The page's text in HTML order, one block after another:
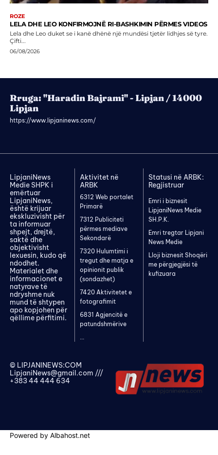
ROZE
LELA DHE LEO KONFIRMOJNË RI-BASHKIMIN PËRMES VIDEOS
Lela dhe Leo duket se i kanë dhënë një mundësi tjetër lidhjes së tyre.
Çifti...
06/08/2026
Rruga: "Haradin Bajrami" - Lipjan / 14000
Lipjan
https://www.lipjaninews.com/
LipjaniNews
Medie SHPK i
emërtuar
LipjaniNews,
është krijuar
ekskluzivisht për
ta informuar
shpejt, drejtë,
saktë dhe
objektivisht
lexuesin, kudo që
ndodhet.
Materialet dhe
informacionet e
natyrave të
ndryshme nuk
mund të shtypen
apo kopjohen për
qëllime përfitimi.
Aktivitet në
ARBK
6312 Web portalet
Primarë
7312 Publiciteti
përmes mediave
Sekondarë
7320 Hulumtimi i
tregut dhe matja e
opinionit publik
(sondazhet)
7420 Aktivitetet e
fotografimit
6831 Agjencitë e
patundshmërive
...
Statusi në ARBK:
Regjistruar
Emri i biznesit
LipjaniNews Medie
SH.P.K.
Emri tregtar Lipjani
News Medie
Lloji biznesit Shoqëri
me përgjegjësi të
kufizuara
© LIPJANINEWS:COM
LipjaniNews@gmail.com ///
+383 44 444 634
Powered by Albahost.net